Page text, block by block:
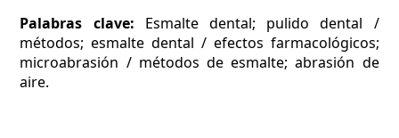
Palabras clave: Esmalte dental; pulido dental /
métodos; esmalte dental / efectos farmacológicos;
microabrasión / métodos de esmalte; abrasión de
aire.